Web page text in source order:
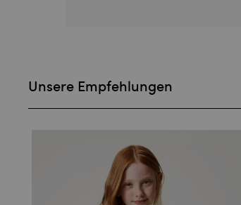
Unsere Empfehlungen